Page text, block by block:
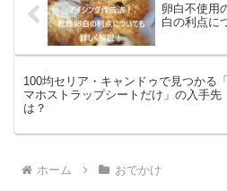
卵白不使用
白の利点に
100均セリア・キャンドゥで見つかる
マホストラップシートだけ」の入手先
は？
ホーム おでかけ